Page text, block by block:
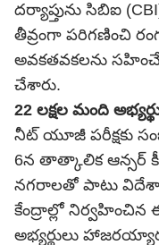
దర్యాప్తును సిబిఐ
తీవ్రంగా పరిగణించి
అవకతవకలను సహించేది
చేశారు.
22 లక్షల మంది
నీట్ యూజీ పరీక్షకు
6న తాత్కాలిక ఆన్సర్
నగరాలతో పాటు
కేంద్రాల్లో నిర్వహించిన
అభ్యర్థులు